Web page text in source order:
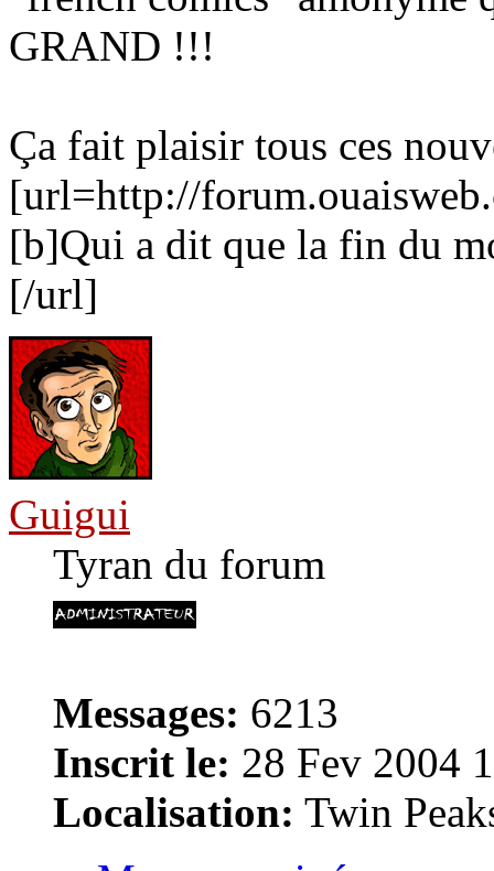
GRAND !!!
Ça fait plaisir tous ces
[url=http://
[b]Qui a dit que la fin du
[/url]
Guigui
Tyran du forum
Messages: 6213
Inscrit le: 28 Fev 2004
Localisation: Twin